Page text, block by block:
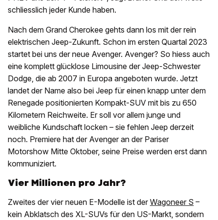
schliesslich jeder Kunde haben.
Nach dem Grand Cherokee gehts dann los mit der rein
elektrischen Jeep-Zukunft. Schon im ersten Quartal 2023
startet bei uns der neue Avenger. Avenger? So hiess auch
eine komplett glücklose Limousine der Jeep-Schwester
Dodge, die ab 2007 in Europa angeboten wurde. Jetzt
landet der Name also bei Jeep für einen knapp unter dem
Renegade positionierten Kompakt-SUV mit bis zu 650
Kilometern Reichweite. Er soll vor allem junge und
weibliche Kundschaft locken – sie fehlen Jeep derzeit
noch. Premiere hat der Avenger an der Pariser
Motorshow Mitte Oktober, seine Preise werden erst dann
kommuniziert.
Vier Millionen pro Jahr?
Zweites der vier neuen E-Modelle ist der Wagoneer S –
kein Abklatsch des XL-SUVs für den US-Markt, sondern